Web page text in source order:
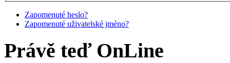
Zapomenuté heslo?
Zapomenuté uživatelské jméno?
Právě teď OnLine